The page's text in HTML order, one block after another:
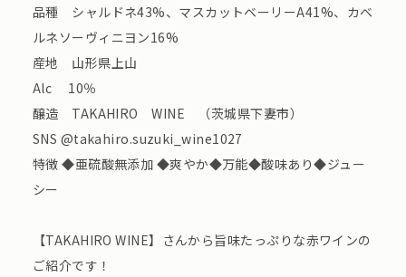
品種 シャルドネ43%、マスカットベーリーA41%、カベ
ルネソーヴィニヨン16%
産地 山形県上山
Alc 10％
醸造 TAKAHIRO WINE （茨城県下妻市）
SNS @takahiro.suzuki_wine1027
特徴 ◆亜硫酸無添加 ◆爽やか◆万能◆酸味あり◆ジュー
シー
【TAKAHIRO WINE】さんから旨味たっぷりな赤ワインの
ご紹介です！